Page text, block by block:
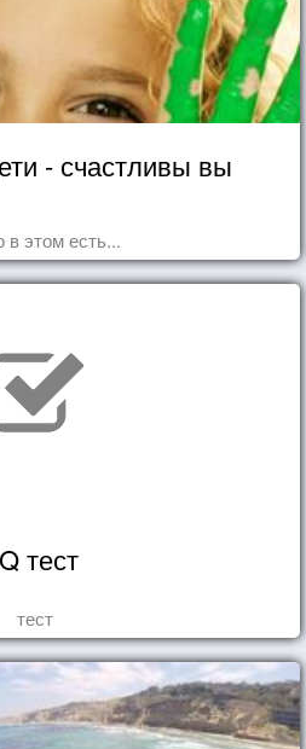
- счастливы вы
в этом есть...
тест
тест